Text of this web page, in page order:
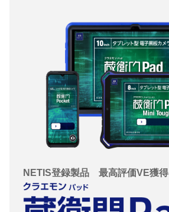
NETIS登録製品 最高評価VE獲得